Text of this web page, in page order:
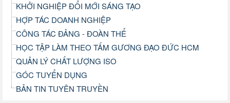
KHỞI NGHIỆP ĐỔI MỚI SÁNG TẠO
HỢP TÁC DOANH NGHIỆP
CÔNG TÁC ĐẢNG - ĐOÀN THỂ
HỌC TẬP LÀM THEO TẤM GƯƠNG ĐẠO ĐỨC HCM
QUẢN LÝ CHẤT LƯỢNG ISO
GÓC TUYỂN DỤNG
BẢN TIN TUYÊN TRUYỀN